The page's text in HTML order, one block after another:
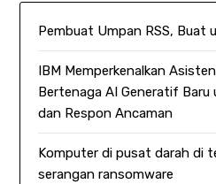
Pembuat Umpan RSS, Buat
IBM Memperkenalkan
Bertenaga AI Generatif
dan Respon Ancaman
Komputer di pusat darah di
serangan ransomware